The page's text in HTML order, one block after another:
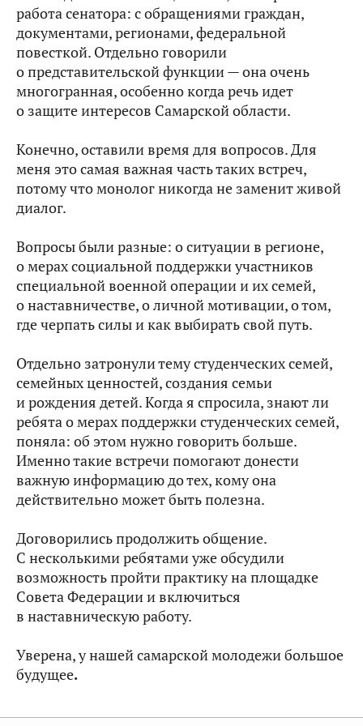
работа сенатора: с обращениями граждан,
документами, регионами, федеральной
повесткой. Отдельно говорили
о представительской функции — она очень
многогранная, особенно когда речь идет
о защите интересов Самарской области.
Конечно, оставили время для вопросов. Для
меня это самая важная часть таких встреч,
потому что монолог никогда не заменит живой
диалог.
Вопросы были разные: о ситуации в регионе,
о мерах социальной поддержки участников
специальной военной операции и их семей,
о наставничестве, о личной мотивации, о том,
где черпать силы и как выбирать свой путь.
Отдельно затронули тему студенческих семей,
семейных ценностей, создания семьи
и рождения детей. Когда я спросила, знают ли
ребята о мерах поддержки студенческих семей,
поняла: об этом нужно говорить больше.
Именно такие встречи помогают донести
важную информацию до тех, кому она
действительно может быть полезна.
Договорились продолжить общение.
С несколькими ребятами уже обсудили
возможность пройти практику на площадке
Совета Федерации и включиться
в наставническую работу.
Уверена, у нашей самарской молодежи большое
будущее.